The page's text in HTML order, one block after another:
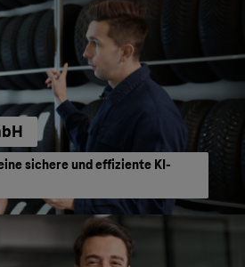
sichere und effiziente KI-